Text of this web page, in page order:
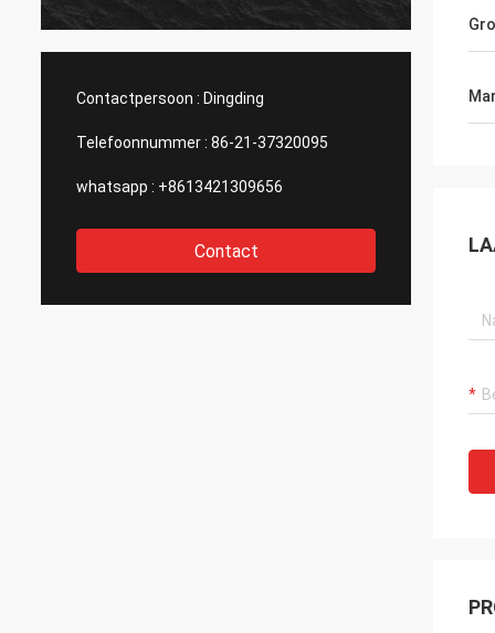
tevredenstellen kwaliteit. Ik schaaf een
Contactpersoon : Dingding
Telefoonnummer : 86-21-37320095
whatsapp : +8613421309656
Contact